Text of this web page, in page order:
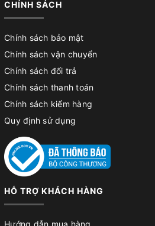
CHÍNH SÁCH
Chính sách bảo mật
Chính sách vận chuyển
Chính sách đổi trả
Chính sách thanh toán
Chính sách kiểm hàng
Quy định sử dụng
HỖ TRỢ KHÁCH HÀNG